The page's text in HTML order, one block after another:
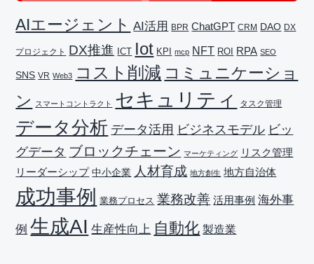
AIエージェント AI活用 BPR ChatGPT CRM DAO DX
プロジェクト DX推進 ICT Iot KPI mcp NFT ROI RPA SEO
SNS VR Web3 コスト削減 コミュニケーショ
ン
スマートコントラクト セキュリティ タスク管理
データ分析 データ活用 ビジネスモデル ビッ
グデータ ブロックチェーン マーケティング リスク管理
リーダーシップ 中小企業 人材育成 地方創生 地方自治体
成功事例 業務プロセス 業務改善 活用事例 海外事
例 生成AI 生産性向上 自動化 製造業